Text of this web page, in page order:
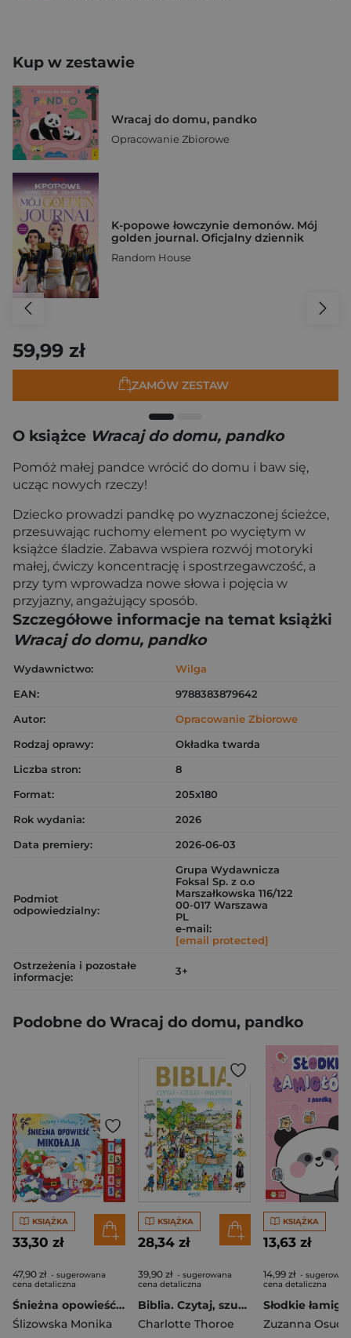
Kup w zestawie
Wracaj do domu, pandko
Opracowanie Zbiorowe
K-popowe łowczynie demonów. Mój
golden journal. Oficjalny dziennik
Random House
59,99 zł
ZAMÓW ZESTAW
O książce Wracaj do domu, pandko
Pomóż małej pandce wrócić do domu i baw się,
ucząc nowych rzeczy!
Dziecko prowadzi pandkę po wyznaczonej ścieżce,
przesuwając ruchomy element po wyciętym w
książce śladzie. Zabawa wspiera rozwój motoryki
małej, ćwiczy koncentrację i spostrzegawczość, a
przy tym wprowadza nowe słowa i pojęcia w
przyjazny, angażujący sposób.
Szczegółowe informacje na temat książki
Wracaj do domu, pandko
Wydawnictwo:
Wilga
EAN:
9788383879642
Autor:
Opracowanie Zbiorowe
Rodzaj oprawy:
Okładka twarda
Liczba stron:
8
Format:
205x180
Rok wydania:
2026
Data premiery:
2026-06-03
Podmiot
odpowiedzialny:
Grupa Wydawnicza
Foksal Sp. z o.o
Marszałkowska 116/122
00-017 Warszawa
PL
e-mail:
[email protected]
Ostrzeżenia i pozostałe
informacje:
3+
Podobne do Wracaj do domu, pandko
KSIĄŻKA
33,30 zł
47,90 zł - sugerowana
cena detaliczna
Śnieżna opowieść Mikołaja. Czytamy i słuchamy
Ślizowska Monika
KSIĄŻKA
28,34 zł
39,90 zł - sugerowana
cena detaliczna
Biblia. Czytaj, szukaj, odkrywaj
Charlotte Thoroe
KSIĄŻKA
13,63 zł
14,99 zł -
cena detaliczna